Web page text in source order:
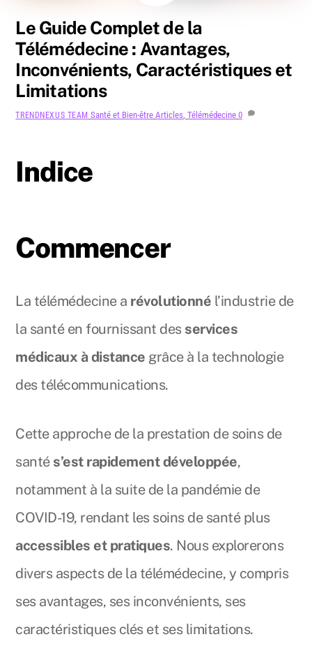
Le Guide Complet de la
Télémédecine : Avantages,
Inconvénients, Caractéristiques et
Limitations
TRENDNEXUS TEAM Santé et Bien-être Articles ,Télémédecine 0
Indice
Commencer
La télémédecine a révolutionné l’industrie de
la santé en fournissant des services
médicaux à distance grâce à la technologie
des télécommunications.
Cette approche de la prestation de soins de
santé s’est rapidement développée,
notamment à la suite de la pandémie de
COVID-19, rendant les soins de santé plus
accessibles et pratiques. Nous explorerons
divers aspects de la télémédecine, y compris
ses avantages, ses inconvénients, ses
caractéristiques clés et ses limitations.